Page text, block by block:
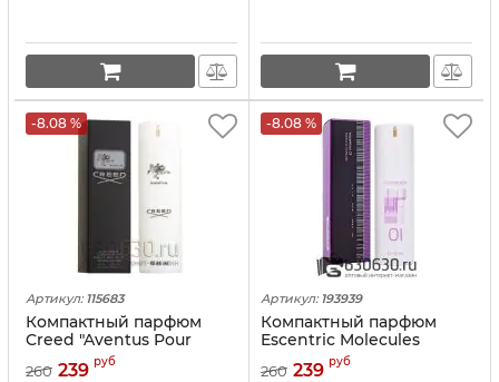
-8.08 %
Артикул: 115683
Компактный парфюм
Creed "Aventus Pour
Homme" 45 ml
260 239 руб
-8.08 %
Артикул: 193939
Компактный парфюм
Escentric Molecules
"Escentric 01" 45 ml
260 239 руб